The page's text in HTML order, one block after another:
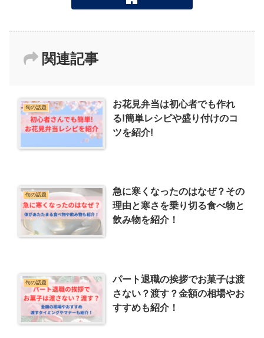
関連記事
旬の話題
お花見弁当は初心者でも作れ
る!簡単レシピや盛り付けのコ
ツを紹介!
旬の話題
急に寒くなったのはなぜ？その
理由と寒さを乗り切る食べ物と
飲み物を紹介！
旬の話題
パート退職の挨拶でお菓子は渡
さない？渡す？金額の相場やお
すすめも紹介！